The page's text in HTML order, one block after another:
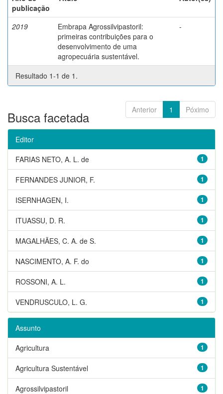
publicação
2019
Embrapa Agrossilvipastoril:
primeiras contribuições para o
desenvolvimento de uma
agropecuária sustentável.
-
Resultado 1-1 de 1.
Anterior 1 Póximo
Busca facetada
Editor
1
FARIAS NETO, A. L. de
1
FERNANDES JUNIOR, F.
1
ISERNHAGEN, I.
1
ITUASSU, D. R.
1
MAGALHÃES, C. A. de S.
1
NASCIMENTO, A. F. do
1
ROSSONI, A. L.
1
VENDRUSCULO, L. G.
Assunto
1
Agricultura
1
Agricultura Sustentável
1
Agrossilvipastoril